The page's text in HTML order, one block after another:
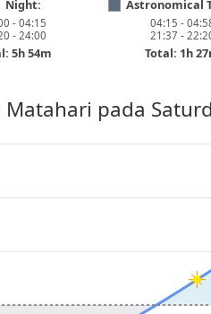
Night:
- 04:15
- 24:00
5h 54m
Astronomical
04:15 -
21:37 -
Total: 1h
Matahari pada